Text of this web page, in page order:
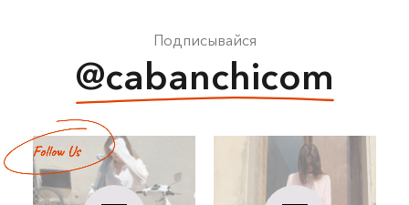
Подписывайся
@cabanchicom